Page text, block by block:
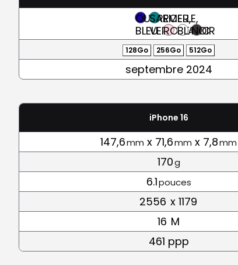
OUTREMER,
BLEU
SARCELLE,
VERTROSEBLANC
NOIR
128Go 256Go 512Go
septembre 2024
iPhone 16
147,6mm x 71,6mm x 7,8mm
170g
6.1pouces
2556 x 1179
16 M
461 ppp